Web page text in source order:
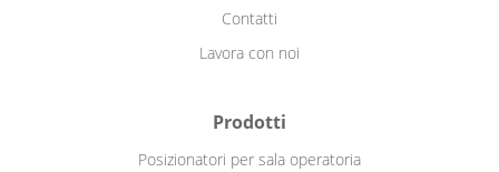
Contatti
Lavora con noi
Prodotti
Posizionatori per sala operatoria